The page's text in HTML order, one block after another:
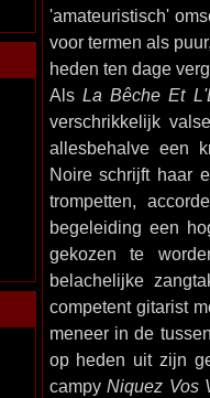
'amateuristisch'
voor termen als
heden ten dage
Als La Bêche Et
verschrikkelijk
allesbehalve een
Noire schrijft haar
trompetten,
begeleiding een
gekozen te
belachelijke
competent gitarist
meneer in de
op heden uit zijn
campyNiquez Vos